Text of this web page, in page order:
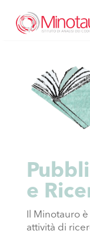
e
Il Minotauro
attività di